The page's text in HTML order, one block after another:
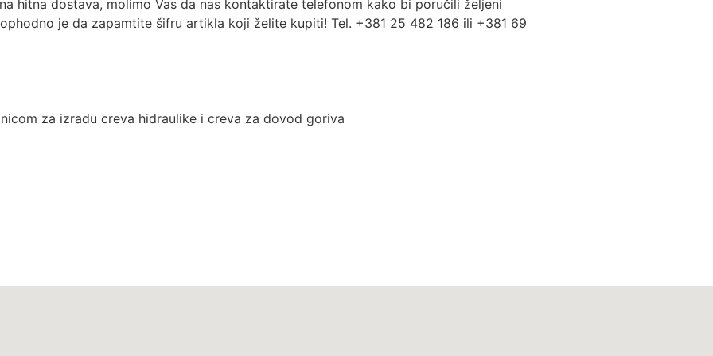
hitna dostava, molimo Vas da nas kontaktirate telefonom kako bi poručili željeni
je da zapamtite šifru artikla koji želite kupiti! Tel. +381 25 482 186 ili +381 69
za izradu creva hidraulike i creva za dovod goriva